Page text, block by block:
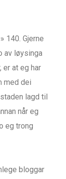
140. Gjerne
av løysinga
er at eg har
med dei
lagd til
når eg
eg trong
bloggar